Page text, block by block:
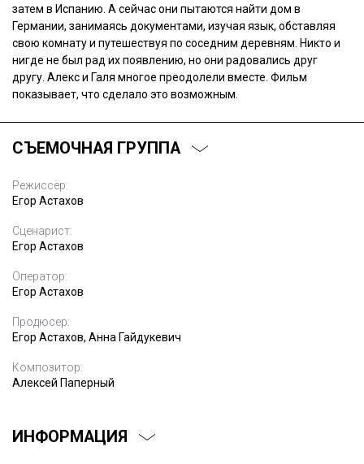
затем в Испанию. А сейчас они пытаются найти дом в
Германии, занимаясь документами, изучая язык, обставляя
свою комнату и путешествуя по соседним деревням. Никто и
нигде не был рад их появлению, но они радовались друг
другу. Алекс и Галя многое преодолели вместе. Фильм
показывает, что сделало это возможным.
СЪЕМОЧНАЯ ГРУППА
Режиссёр:
Егор Астахов
Сценарист:
Егор Астахов
Оператор:
Егор Астахов
Продюсер:
Егор Астахов, Анна Гайдукевич
Композитор:
Алексей Паперный
ИНФОРМАЦИЯ